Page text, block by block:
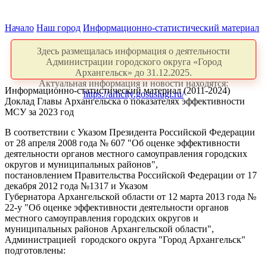
Начало Наш город Информационно-статистический материал
Здесь размещалась информация о деятельности
Администрации городского округа «Город
Архангельск» до 31.12.2025.
Актуальная информация и новости находятся:
https://arhcity.gosuslugi.ru/
Информационно-статистический материал (2011-2024)
Доклад Главы Архангельска о показателях эффективности
МСУ за 2023 год
В соответствии с Указом Президента Российской Федерации
от 28 апреля 2008 года № 607 "Об оценке эффективности
деятельности органов местного самоуправления городских
округов и муниципальных районов",
постановлением Правительства Российской Федерации от 17
декабря 2012 года №1317 и Указом
Губернатора Архангельской области от 12 марта 2013 года №
22-у "Об оценке эффективности деятельности органов
местного самоуправления городских округов и
муниципальных районов Архангельской области",
Администрацией городского округа "Город Архангельск"
подготовлены: